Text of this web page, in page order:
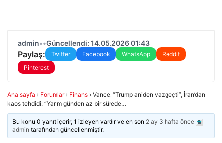
admin••Güncellendi: 14.05.2026 01:43
Paylaş: Twitter Facebook WhatsApp
Reddit
Pinterest
Ana sayfa › Forumlar › Finans › Vance: “Trump aniden vazgeçti”, İran’dan
kaos tehdidi: “Yarım günden az bir sürede…
Bu konu 0 yanıt içerir, 1 izleyen vardır ve en son 2 ay 3 hafta önce
admin tarafından güncellenmiştir.